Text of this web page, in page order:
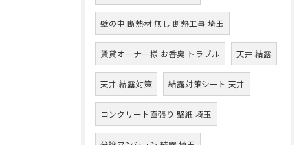
壁の中 断熱材 無し 断熱工事 埼玉
賃貸オーナー様 お香臭 トラブル 天井 結露
天井 結露対策 結露対策シート 天井
コンクリート直張り 壁紙 埼玉